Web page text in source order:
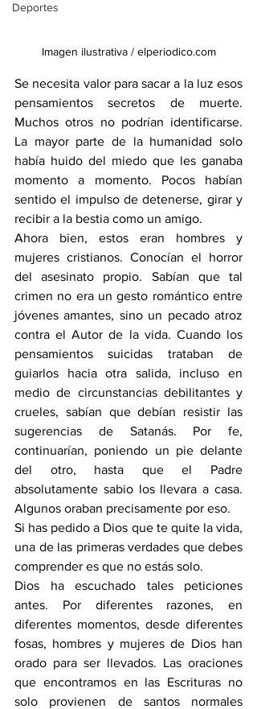
Deportes
Imagen ilustrativa / elperiodico.com
Se necesita valor para sacar a la luz esos
pensamientos secretos de muerte.
Muchos otros no podrían identificarse.
La mayor parte de la humanidad solo
había huido del miedo que les ganaba
momento a momento. Pocos habían
sentido el impulso de detenerse, girar y
recibir a la bestia como un amigo.
Ahora bien, estos eran hombres y
mujeres cristianos. Conocían el horror
del asesinato propio. Sabían que tal
crimen no era un gesto romántico entre
jóvenes amantes, sino un pecado atroz
contra el Autor de la vida. Cuando los
pensamientos suicidas trataban de
guiarlos hacia otra salida, incluso en
medio de circunstancias debilitantes y
crueles, sabían que debían resistir las
sugerencias de Satanás. Por fe,
continuarían, poniendo un pie delante
del otro, hasta que el Padre
absolutamente sabio los llevara a casa.
Algunos oraban precisamente por eso.
Si has pedido a Dios que te quite la vida,
una de las primeras verdades que debes
comprender es que no estás solo.
Dios ha escuchado tales peticiones
antes. Por diferentes razones, en
diferentes momentos, desde diferentes
fosas, hombres y mujeres de Dios han
orado para ser llevados. Las oraciones
que encontramos en las Escrituras no
solo provienen de santos normales